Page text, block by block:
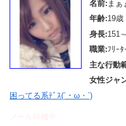
名前: まぁ
年齢:19歳
身長:151
職業:ﾌﾘｰﾀ
主な行動
女性ジャ
困ってる系ﾃﾞｽ(´・ω・`)